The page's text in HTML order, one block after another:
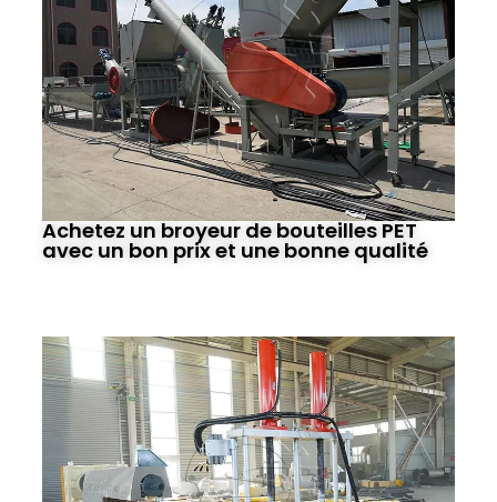
Achetez un broyeur de bouteilles PET
avec un bon prix et une bonne qualité